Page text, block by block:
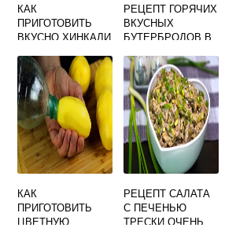
КАК
ПРИГОТОВИТЬ
ВКУСНО ХИНКАЛИ
РЕЦЕПТ ГОРЯЧИХ
ВКУСНЫХ
БУТЕРБРОДОВ В
КАК
ПРИГОТОВИТЬ
ЦВЕТНУЮ
РЕЦЕПТ САЛАТА
С ПЕЧЕНЬЮ
ТРЕСКИ ОЧЕНЬ